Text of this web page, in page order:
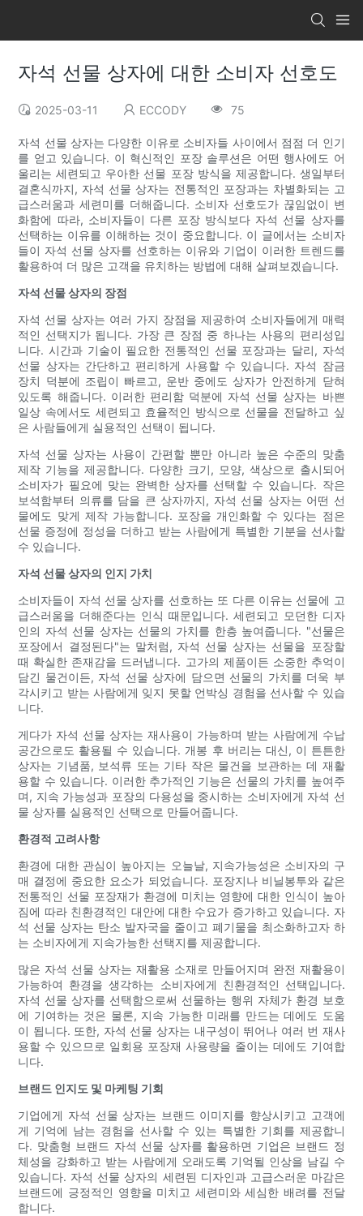
자석 선물 상자에 대한 소비자 선호도
2025-03-11 ECCODY 75
자석 선물 상자는 다양한 이유로 소비자들 사이에서 점점 더 인기
를 얻고 있습니다. 이 혁신적인 포장 솔루션은 어떤 행사에도 어
울리는 세련되고 우아한 선물 포장 방식을 제공합니다. 생일부터
결혼식까지, 자석 선물 상자는 전통적인 포장과는 차별화되는 고
급스러움과 세련미를 더해줍니다. 소비자 선호도가 끊임없이 변
화함에 따라, 소비자들이 다른 포장 방식보다 자석 선물 상자를
선택하는 이유를 이해하는 것이 중요합니다. 이 글에서는 소비자
들이 자석 선물 상자를 선호하는 이유와 기업이 이러한 트렌드를
활용하여 더 많은 고객을 유치하는 방법에 대해 살펴보겠습니다.
자석 선물 상자의 장점
자석 선물 상자는 여러 가지 장점을 제공하여 소비자들에게 매력
적인 선택지가 됩니다. 가장 큰 장점 중 하나는 사용의 편리성입
니다. 시간과 기술이 필요한 전통적인 선물 포장과는 달리, 자석
선물 상자는 간단하고 편리하게 사용할 수 있습니다. 자석 잠금
장치 덕분에 조립이 빠르고, 운반 중에도 상자가 안전하게 닫혀
있도록 해줍니다. 이러한 편리함 덕분에 자석 선물 상자는 바쁜
일상 속에서도 세련되고 효율적인 방식으로 선물을 전달하고 싶
은 사람들에게 실용적인 선택이 됩니다.
자석 선물 상자는 사용이 간편할 뿐만 아니라 높은 수준의 맞춤
제작 기능을 제공합니다. 다양한 크기, 모양, 색상으로 출시되어
소비자가 필요에 맞는 완벽한 상자를 선택할 수 있습니다. 작은
보석함부터 의류를 담을 큰 상자까지, 자석 선물 상자는 어떤 선
물에도 맞게 제작 가능합니다. 포장을 개인화할 수 있다는 점은
선물 증정에 정성을 더하고 받는 사람에게 특별한 기분을 선사할
수 있습니다.
자석 선물 상자의 인지 가치
소비자들이 자석 선물 상자를 선호하는 또 다른 이유는 선물에 고
급스러움을 더해준다는 인식 때문입니다. 세련되고 모던한 디자
인의 자석 선물 상자는 선물의 가치를 한층 높여줍니다. "선물은
포장에서 결정된다"는 말처럼, 자석 선물 상자는 선물을 포장할
때 확실한 존재감을 드러냅니다. 고가의 제품이든 소중한 추억이
담긴 물건이든, 자석 선물 상자에 담으면 선물의 가치를 더욱 부
각시키고 받는 사람에게 잊지 못할 언박싱 경험을 선사할 수 있습
니다.
게다가 자석 선물 상자는 재사용이 가능하며 받는 사람에게 수납
공간으로도 활용될 수 있습니다. 개봉 후 버리는 대신, 이 튼튼한
상자는 기념품, 보석류 또는 기타 작은 물건을 보관하는 데 재활
용할 수 있습니다. 이러한 추가적인 기능은 선물의 가치를 높여주
며, 지속 가능성과 포장의 다용성을 중시하는 소비자에게 자석 선
물 상자를 실용적인 선택으로 만들어줍니다.
환경적 고려사항
환경에 대한 관심이 높아지는 오늘날, 지속가능성은 소비자의 구
매 결정에 중요한 요소가 되었습니다. 포장지나 비닐봉투와 같은
전통적인 선물 포장재가 환경에 미치는 영향에 대한 인식이 높아
짐에 따라 친환경적인 대안에 대한 수요가 증가하고 있습니다. 자
석 선물 상자는 탄소 발자국을 줄이고 폐기물을 최소화하고자 하
는 소비자에게 지속가능한 선택지를 제공합니다.
많은 자석 선물 상자는 재활용 소재로 만들어지며 완전 재활용이
가능하여 환경을 생각하는 소비자에게 친환경적인 선택입니다.
자석 선물 상자를 선택함으로써 선물하는 행위 자체가 환경 보호
에 기여하는 것은 물론, 지속 가능한 미래를 만드는 데에도 도움
이 됩니다. 또한, 자석 선물 상자는 내구성이 뛰어나 여러 번 재사
용할 수 있으므로 일회용 포장재 사용량을 줄이는 데에도 기여합
니다.
브랜드 인지도 및 마케팅 기회
기업에게 자석 선물 상자는 브랜드 이미지를 향상시키고 고객에
게 기억에 남는 경험을 선사할 수 있는 특별한 기회를 제공합니
다. 맞춤형 브랜드 자석 선물 상자를 활용하면 기업은 브랜드 정
체성을 강화하고 받는 사람에게 오래도록 기억될 인상을 남길 수
있습니다. 자석 선물 상자의 세련된 디자인과 고급스러운 마감은
브랜드에 긍정적인 영향을 미치고 세련미와 세심한 배려를 전달
합니다.